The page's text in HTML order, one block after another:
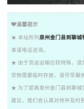
温馨提示
★ 本站所列 泉州金门县到聊城
准请电话咨询。
★ 由于货运运输比较特殊，请
货物需要临时存放，请尽早最
★ 为了提高泉州金门县到聊城
建议，我们会认真对待并及时